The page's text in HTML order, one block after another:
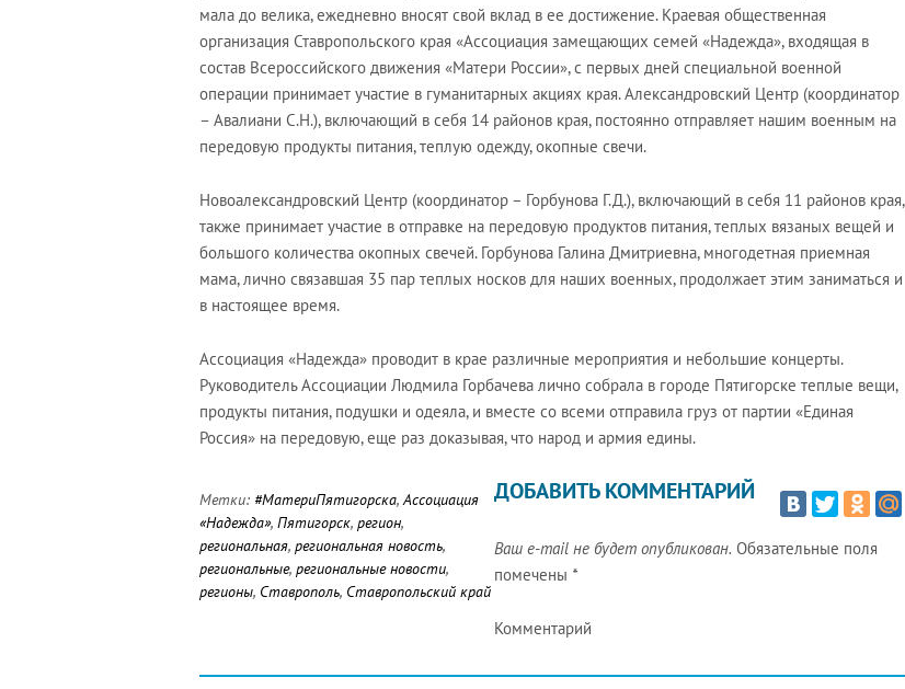
мала до велика, ежедневно вносят свой вклад в ее достижение. Краевая общественная
организация Ставропольского края «Ассоциация замещающих семей «Надежда», входящая в
состав Всероссийского движения «Матери России», с первых дней специальной военной
операции принимает участие в гуманитарных акциях края. Александровский Центр (координатор
– Авалиани С.Н.), включающий в себя 14 районов края, постоянно отправляет нашим военным на
передовую продукты питания, теплую одежду, окопные свечи.
Новоалександровский Центр (координатор – Горбунова Г.Д.), включающий в себя 11 районов края,
также принимает участие в отправке на передовую продуктов питания, теплых вязаных вещей и
большого количества окопных свечей. Горбунова Галина Дмитриевна, многодетная приемная
мама, лично связавшая 35 пар теплых носков для наших военных, продолжает этим заниматься и
в настоящее время.
Ассоциация «Надежда» проводит в крае различные мероприятия и небольшие концерты.
Руководитель Ассоциации Людмила Горбачева лично собрала в городе Пятигорске теплые вещи,
продукты питания, подушки и одеяла, и вместе со всеми отправила груз от партии «Единая
Россия» на передовую, еще раз доказывая, что народ и армия едины.
Метки: #МатериПятигорска,Ассоциация
«Надежда», Пятигорск, регион,
региональная, региональная новость,
региональные, региональные новости,
регионы, Ставрополь, Ставропольский край
ДОБАВИТЬ КОММЕНТАРИЙ
Ваш e-mail не будет опубликован. Обязательные поля
помечены *
Комментарий